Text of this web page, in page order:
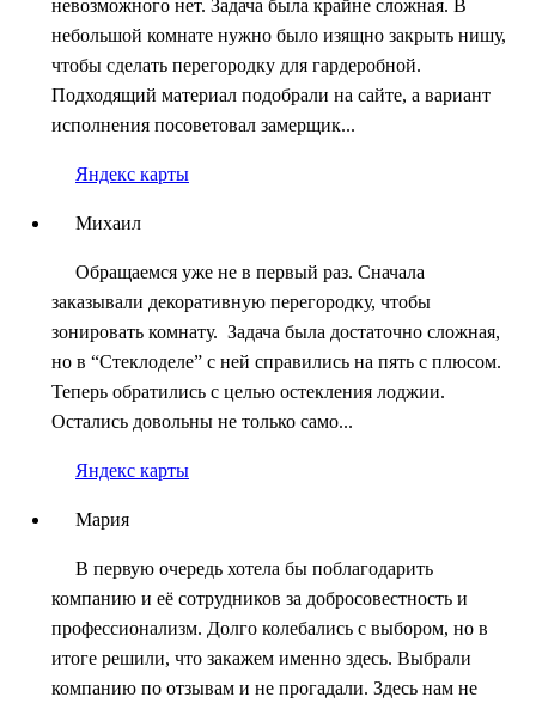
невозможного нет. Задача была крайне сложная. В
небольшой комнате нужно было изящно закрыть нишу,
чтобы сделать перегородку для гардеробной.
Подходящий материал подобрали на сайте, а вариант
исполнения посоветовал замерщик...
Яндекс карты
Михаил
Обращаемся уже не в первый раз. Сначала
заказывали декоративную перегородку, чтобы
зонировать комнату. Задача была достаточно сложная,
но в “Стеклоделе” с ней справились на пять с плюсом.
Теперь обратились с целью остекления лоджии.
Остались довольны не только само...
Яндекс карты
Мария
В первую очередь хотела бы поблагодарить
компанию и её сотрудников за добросовестность и
профессионализм. Долго колебались с выбором, но в
итоге решили, что закажем именно здесь. Выбрали
компанию по отзывам и не прогадали. Здесь нам не